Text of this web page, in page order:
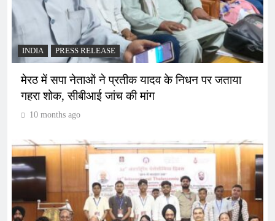
INDIA PRESS RELEASE
मेरठ में सपा नेताओं ने प्रतीक यादव के निधन पर जताया
गहरा शोक, सीबीआई जांच की मांग
10 months ago